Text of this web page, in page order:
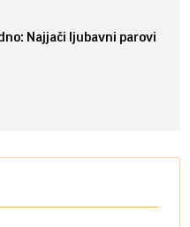
Najjači ljubavni parovi